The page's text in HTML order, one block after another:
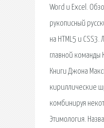
Word и Excel.
рукописный
на HTML5 и
главной
Книги Джона
кириллические
комбинируя
Этимология.